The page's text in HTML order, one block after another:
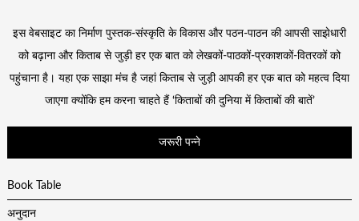
इस वेबसाइट का निर्माण पुस्तक-संस्कृति के विकास और पठन-पाठन की आपसी साझेधारी
को बढ़ाना और किताब से जुड़ी हर एक बात को लेखकों-पाठकों-प्रकाशकों-वितरकों को
पहुंचाना है। यहा एक साझा मंच है जहां किताब से जुड़ी आपकी हर एक बात को महत्व दिया
जाएगा क्योंकि हम करना चाहते हैं ‘किताबों की दुनिया में किताबों की बातें’
जरूरी पन्ने
Book Table
अनुदान